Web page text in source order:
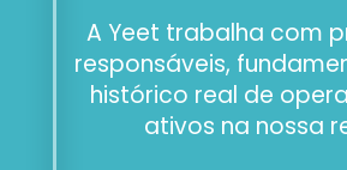
A Yeet trabalha com
responsáveis,
histórico real de
ativos na nossa